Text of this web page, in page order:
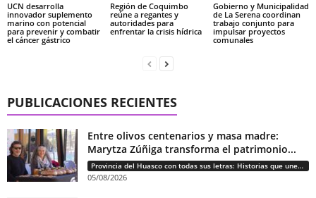
UCN desarrolla
innovador suplemento
marino con potencial
para prevenir y combatir
el cáncer gástrico
Región de Coquimbo
reúne a regantes y
autoridades para
enfrentar la crisis hídrica
Gobierno y Municipalidad
de La Serena coordinan
trabajo conjunto para
impulsar proyectos
comunales
PUBLICACIONES RECIENTES
Entre olivos centenarios y masa madre:
Marytza Zúñiga transforma el patrimonio...
Provincia del Huasco con todas sus letras: Historias que unen cultura, diversidad e identidad
05/08/2026